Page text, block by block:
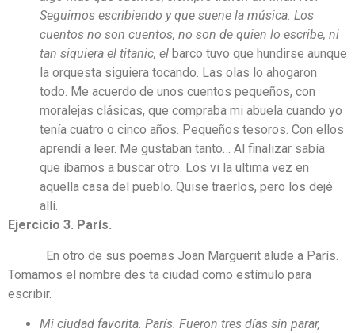
Seguimos escribiendo y que suene la música. Los
cuentos no son cuentos, no son de quien lo escribe, ni
tan siquiera el titanic, el barco tuvo que hundirse aunque
la orquesta siguiera tocando. Las olas lo ahogaron
todo. Me acuerdo de unos cuentos pequeños, con
moralejas clásicas, que compraba mi abuela cuando yo
tenía cuatro o cinco años. Pequeños tesoros. Con ellos
aprendí a leer. Me gustaban tanto… Al finalizar sabía
que íbamos a buscar otro. Los vi la ultima vez en
aquella casa del pueblo. Quise traerlos, pero los dejé
allí.
Ejercicio 3. París.
En otro de sus poemas Joan Marguerit alude a París.
Tomamos el nombre des ta ciudad como estímulo para
escribir.
Mi ciudad favorita. París. Fueron tres días sin parar,